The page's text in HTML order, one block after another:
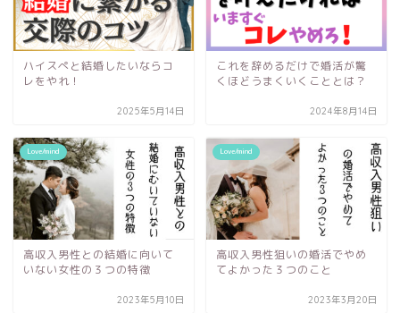
ハイスぺと結婚したいならコ
レをやれ！
2025年5月14日
これを辞めるだけで婚活が驚
くほどうまくいくこととは？
2024年8月14日
Love/mind
高収入男性との結婚に向いて
いない女性の３つの特徴
2023年5月10日
Love/mind
高収入男性狙いの婚活でやめ
てよかった３つのこと
2023年3月20日